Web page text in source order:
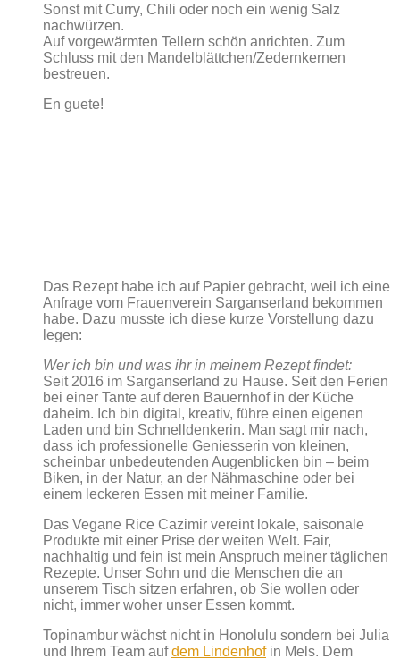
Sonst mit Curry, Chili oder noch ein wenig Salz
nachwürzen.
Auf vorgewärmten Tellern schön anrichten. Zum
Schluss mit den Mandelblättchen/Zedernkernen
bestreuen.
En guete!
Das Rezept habe ich auf Papier gebracht, weil ich eine
Anfrage vom Frauenverein Sarganserland bekommen
habe. Dazu musste ich diese kurze Vorstellung dazu
legen:
Wer ich bin und was ihr in meinem Rezept findet:
Seit 2016 im Sarganserland zu Hause. Seit den Ferien
bei einer Tante auf deren Bauernhof in der Küche
daheim. Ich bin digital, kreativ, führe einen eigenen
Laden und bin Schnelldenkerin. Man sagt mir nach,
dass ich professionelle Geniesserin von kleinen,
scheinbar unbedeutenden Augenblicken bin – beim
Biken, in der Natur, an der Nähmaschine oder bei
einem leckeren Essen mit meiner Familie.
Das Vegane Rice Cazimir vereint lokale, saisonale
Produkte mit einer Prise der weiten Welt. Fair,
nachhaltig und fein ist mein Anspruch meiner täglichen
Rezepte. Unser Sohn und die Menschen die an
unserem Tisch sitzen erfahren, ob Sie wollen oder
nicht, immer woher unser Essen kommt.
Topinambur wächst nicht in Honolulu sondern bei Julia
und Ihrem Team aufdem Lindenhofin Mels. Dem